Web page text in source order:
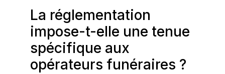
La réglementation
impose-t-elle une tenue
spécifique aux
opérateurs funéraires ?